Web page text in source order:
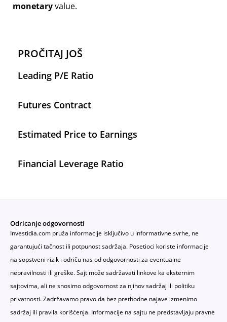
monetaryvalue.
PROČITAJ JOŠ
Leading P/E Ratio
Futures Contract
Estimated Price to Earnings
Financial Leverage Ratio
Odricanje odgovornosti
Investidia.com pruža informacije isključivo u informativne svrhe, ne
garantujući tačnost ili potpunost sadržaja. Posetioci koriste informacije
na sopstveni rizik i odriču nas od odgovornosti za eventualne
nepravilnosti ili greške. Sajt može sadržavati linkove ka eksternim
sajtovima, ali ne snosimo odgovornost za njihov sadržaj ili politiku
privatnosti. Zadržavamo pravo da bez prethodne najave izmenimo
sadržaj ili pravila korišćenja. Informacije na sajtu ne predstavljaju pravne